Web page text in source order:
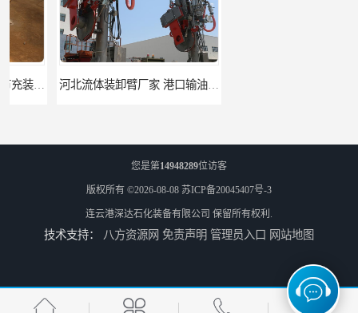
河北流体装卸臂厂家 港口输油臂 节能环保
江苏底部鹤管厂商 深达石化装备有限公司 合肥鹤管价格 火车液动潜油泵装卸鹤管 深达装备
您是第14948289位访客
版权所有 ©2026-08-08 苏ICP备20045407号-3
连云港深达石化装备有限公司 保留所有权利.
技术支持： 八方资源网 免责声明 管理员入口 网站地图